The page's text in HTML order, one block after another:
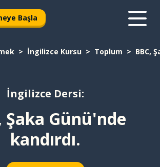
Başla
İngilizce Kursu Toplum BBC,
İngilizce Dersi:
Şaka Günü'nde
kandırdı.